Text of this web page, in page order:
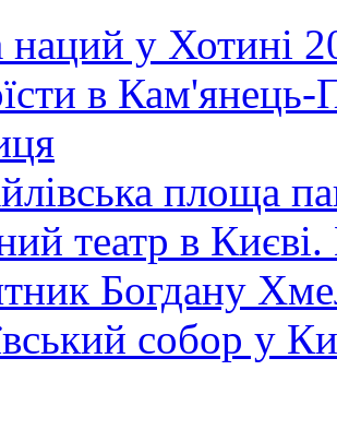
наций у Хотині
в Кам'янець-
площа
театр в
Богдану
собор у